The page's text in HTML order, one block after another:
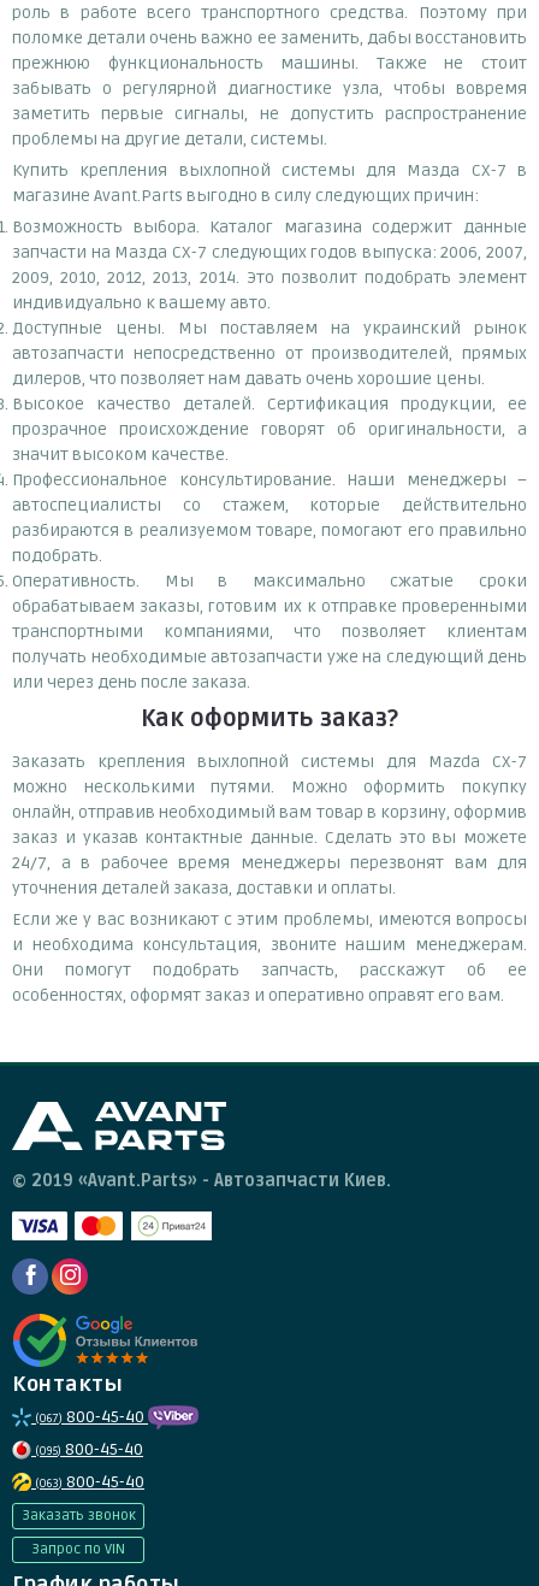
роль в работе всего транспортного средства. Поэтому при
поломке детали очень важно ее заменить, дабы восстановить
прежнюю функциональность машины. Также не стоит
забывать о регулярной диагностике узла, чтобы вовремя
заметить первые сигналы, не допустить распространение
проблемы на другие детали, системы.
Купить крепления выхлопной системы для Мазда СХ-7 в
магазине Avant.Parts выгодно в силу следующих причин:
Возможность выбора. Каталог магазина содержит данные
запчасти на Мазда СХ-7 следующих годов выпуска: 2006, 2007,
2009, 2010, 2012, 2013, 2014. Это позволит подобрать элемент
индивидуально к вашему авто.
Доступные цены. Мы поставляем на украинский рынок
автозапчасти непосредственно от производителей, прямых
дилеров, что позволяет нам давать очень хорошие цены.
Высокое качество деталей. Сертификация продукции, ее
прозрачное происхождение говорят об оригинальности, а
значит высоком качестве.
Профессиональное консультирование. Наши менеджеры –
автоспециалисты со стажем, которые действительно
разбираются в реализуемом товаре, помогают его правильно
подобрать.
Оперативность. Мы в максимально сжатые сроки
обрабатываем заказы, готовим их к отправке проверенными
транспортными компаниями, что позволяет клиентам
получать необходимые автозапчасти уже на следующий день
или через день после заказа.
Как оформить заказ?
Заказать крепления выхлопной системы для Mazda CX-7
можно несколькими путями. Можно оформить покупку
онлайн, отправив необходимый вам товар в корзину, оформив
заказ и указав контактные данные. Сделать это вы можете
24/7, а в рабочее время менеджеры перезвонят вам для
уточнения деталей заказа, доставки и оплаты.
Если же у вас возникают с этим проблемы, имеются вопросы
и необходима консультация, звоните нашим менеджерам.
Они помогут подобрать запчасть, расскажут об ее
особенностях, оформят заказ и оперативно оправят его вам.
© 2019 «Avant.Parts» - Автозапчасти Киев.
Контакты
(067) 800-45-40
(095) 800-45-40
(063) 800-45-40
Заказать звонок
Запрос по VIN